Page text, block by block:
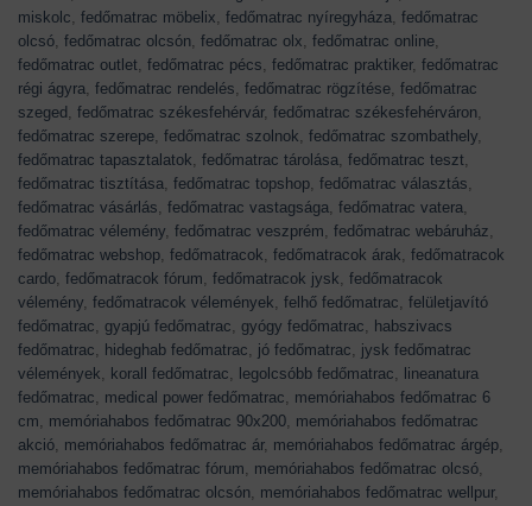
miskolc, fedőmatrac möbelix, fedőmatrac nyíregyháza, fedőmatrac
olcsó, fedőmatrac olcsón, fedőmatrac olx, fedőmatrac online,
fedőmatrac outlet, fedőmatrac pécs, fedőmatrac praktiker, fedőmatrac
régi ágyra, fedőmatrac rendelés, fedőmatrac rögzítése, fedőmatrac
szeged , fedőmatrac székesfehérvár, fedőmatrac székesfehérváron,
fedőmatrac szerepe, fedőmatrac szolnok, fedőmatrac szombathely,
fedőmatrac tapasztalatok, fedőmatrac tárolása, fedőmatrac teszt,
fedőmatrac tisztítása, fedőmatrac topshop, fedőmatrac választás,
fedőmatrac vásárlás, fedőmatrac vastagsága, fedőmatrac vatera,
fedőmatrac vélemény, fedőmatrac veszprém, fedőmatrac webáruház,
fedőmatrac webshop, fedőmatracok, fedőmatracok árak, fedőmatracok
cardo, fedőmatracok fórum, fedőmatracok jysk, fedőmatracok
vélemény, fedőmatracok vélemények, felhő fedőmatrac, felületjavító
fedőmatrac, gyapjú fedőmatrac, gyógy fedőmatrac, habszivacs
fedőmatrac, hideghab fedőmatrac, jó fedőmatrac, jysk fedőmatrac
vélemények, korall fedőmatrac, legolcsóbb fedőmatrac,
lineanatura
fedőmatrac, medical power fedőmatrac, memóriahabos fedőmatrac 6
cm, memóriahabos fedőmatrac 90x200, memóriahabos fedőmatrac
akció, memóriahabos fedőmatrac ár, memóriahabos fedőmatrac árgép,
memóriahabos fedőmatrac fórum, memóriahabos fedőmatrac olcsó,
memóriahabos fedőmatrac olcsón, memóriahabos fedőmatrac wellpur,